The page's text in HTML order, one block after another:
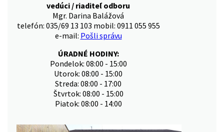
vedúci / riaditeľ odboru
Mgr. Darina Balážová
telefón: 035/69 13 103 mobil: 0911 055 955
e-mail: Pošli správu
ÚRADNÉ HODINY:
Pondelok: 08:00 - 15:00
Utorok: 08:00 - 15:00
Streda: 08:00 - 17:00
Štvrtok: 08:00 - 15:00
Piatok: 08:00 - 14:00